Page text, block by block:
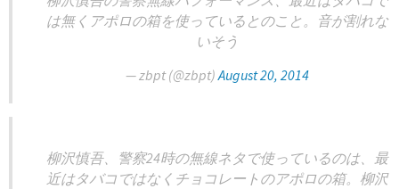
は無くアポロの箱を使っているとのこと。音が割れな
いそう
— zbpt (@zbpt)August 20, 2014
柳沢慎吾、警察24時の無線ネタで使っているのは、最
近はタバコではなくチョコレートのアポロの箱。柳沢